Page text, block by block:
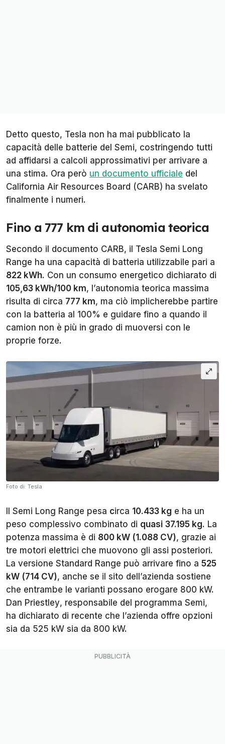
Detto questo, Tesla non ha mai pubblicato la
capacità delle batterie del Semi, costringendo tutti
ad affidarsi a calcoli approssimativi per arrivare a
una stima. Ora però un documento ufficiale del
California Air Resources Board (CARB) ha svelato
finalmente i numeri.
Fino a 777 km di autonomia teorica
Secondo il documento CARB, il Tesla Semi Long
Range ha una capacità di batteria utilizzabile pari a
822 kWh. Con un consumo energetico dichiarato di
105,63 kWh/100 km, l’autonomia teorica massima
risulta di circa 777 km, ma ciò implicherebbe partire
con la batteria al 100% e guidare fino a quando il
camion non è più in grado di muoversi con le
proprie forze.
Foto di: Tesla
Il Semi Long Range pesa circa 10.433 kg e ha un
peso complessivo combinato di quasi 37.195 kg. La
potenza massima è di 800 kW (1.088 CV), grazie ai
tre motori elettrici che muovono gli assi posteriori.
La versione Standard Range può arrivare fino a 525
kW (714 CV), anche se il sito dell’azienda sostiene
che entrambe le varianti possano erogare 800 kW.
Dan Priestley, responsabile del programma Semi,
ha dichiarato di recente che l’azienda offre opzioni
sia da 525 kW sia da 800 kW.